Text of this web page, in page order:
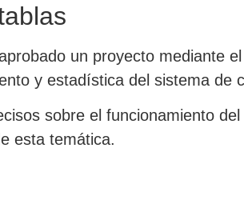
un proyecto mediante
y estadística del sistema de
sobre el funcionamiento
esta temática.